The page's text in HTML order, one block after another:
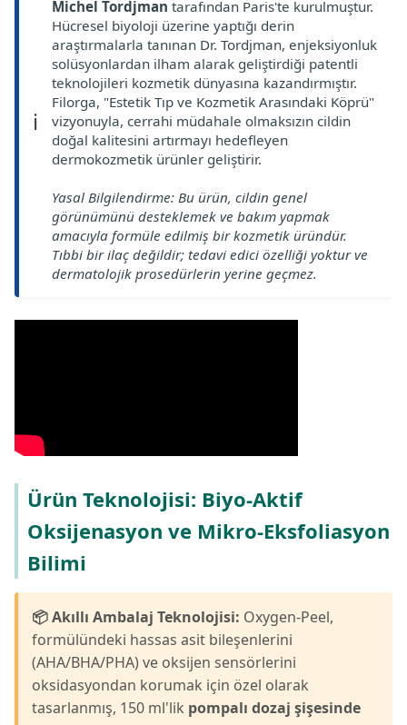
ℹ️
Michel Tordjman tarafından Paris'te kurulmuştur.
Hücresel biyoloji üzerine yaptığı derin
araştırmalarla tanınan Dr. Tordjman, enjeksiyonluk
solüsyonlardan ilham alarak geliştirdiği patentli
teknolojileri kozmetik dünyasına kazandırmıştır.
Filorga, "Estetik Tıp ve Kozmetik Arasındaki Köprü"
vizyonuyla, cerrahi müdahale olmaksızın cildin
doğal kalitesini artırmayı hedefleyen
dermokozmetik ürünler geliştirir.
Yasal Bilgilendirme: Bu ürün, cildin genel
görünümünü desteklemek ve bakım yapmak
amacıyla formüle edilmiş bir kozmetik üründür.
Tıbbi bir ilaç değildir; tedavi edici özelliği yoktur ve
dermatolojik prosedürlerin yerine geçmez.
Ürün Teknolojisi: Biyo-Aktif
Oksijenasyon ve Mikro-Eksfoliasyon
Bilimi
📦 Akıllı Ambalaj Teknolojisi: Oxygen-Peel,
formülündeki hassas asit bileşenlerini
(AHA/BHA/PHA) ve oksijen sensörlerini
oksidasyondan korumak için özel olarak
tasarlanmış, 150 ml'lik pompalı dozaj şişesinde